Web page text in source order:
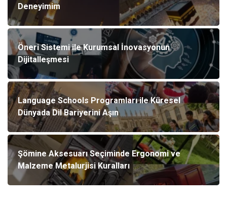
Deneyimim
Öneri Sistemi ile Kurumsal İnovasyonun
Dijitalleşmesi
Language Schools Programları ile Küresel
Dünyada Dil Bariyerini Aşın
Şömine Aksesuarı Seçiminde Ergonomi ve
Malzeme Metalurjisi Kuralları